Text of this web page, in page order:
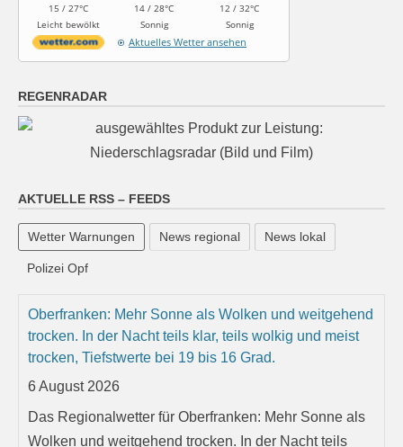
15 / 27°C
Leicht bewölkt
14 / 28°C
Sonnig
12 / 32°C
Sonnig
Aktuelles Wetter ansehen
REGENRADAR
AKTUELLE RSS – FEEDS
Wetter Warnungen News regional News lokal
Polizei Opf
Oberfranken: Mehr Sonne als Wolken und weitgehend
trocken. In der Nacht teils klar, teils wolkig und meist
trocken, Tiefstwerte bei 19 bis 16 Grad.
6 August 2026
Das Regionalwetter für Oberfranken: Mehr Sonne als
Wolken und weitgehend trocken. In der Nacht teils